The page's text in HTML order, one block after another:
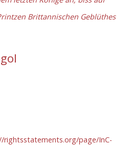
Brittannischen Geblüthes
rightsstatements.org/page/InC-